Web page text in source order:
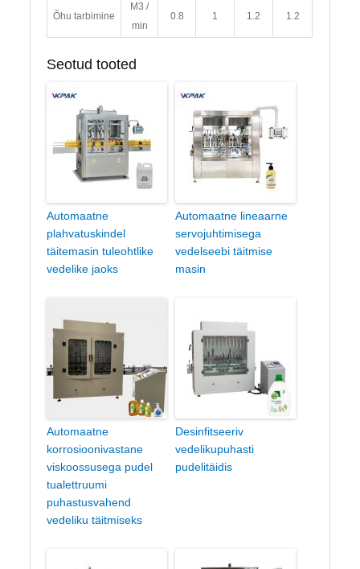
Õhu tarbimine
M3 /
min
0.8 1 1.2 1.2
Seotud tooted
Automaatne
plahvatuskindel
täitemasin tuleohtlike
vedelike jaoks
Automaatne lineaarne
servojuhtimisega
vedelseebi täitmise
masin
Automaatne
korrosioonivastane
viskoossusega pudel
tualettruumi
puhastusvahend
vedeliku täitmiseks
Desinfitseeriv
vedelikupuhasti
pudelitäidis